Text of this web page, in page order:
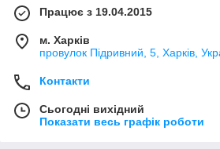
Працює з 19.04.2015
м. Харків
провулок Підривний, 5, Харків,
Контакти
Сьогодні вихідний
Показати весь графік роботи